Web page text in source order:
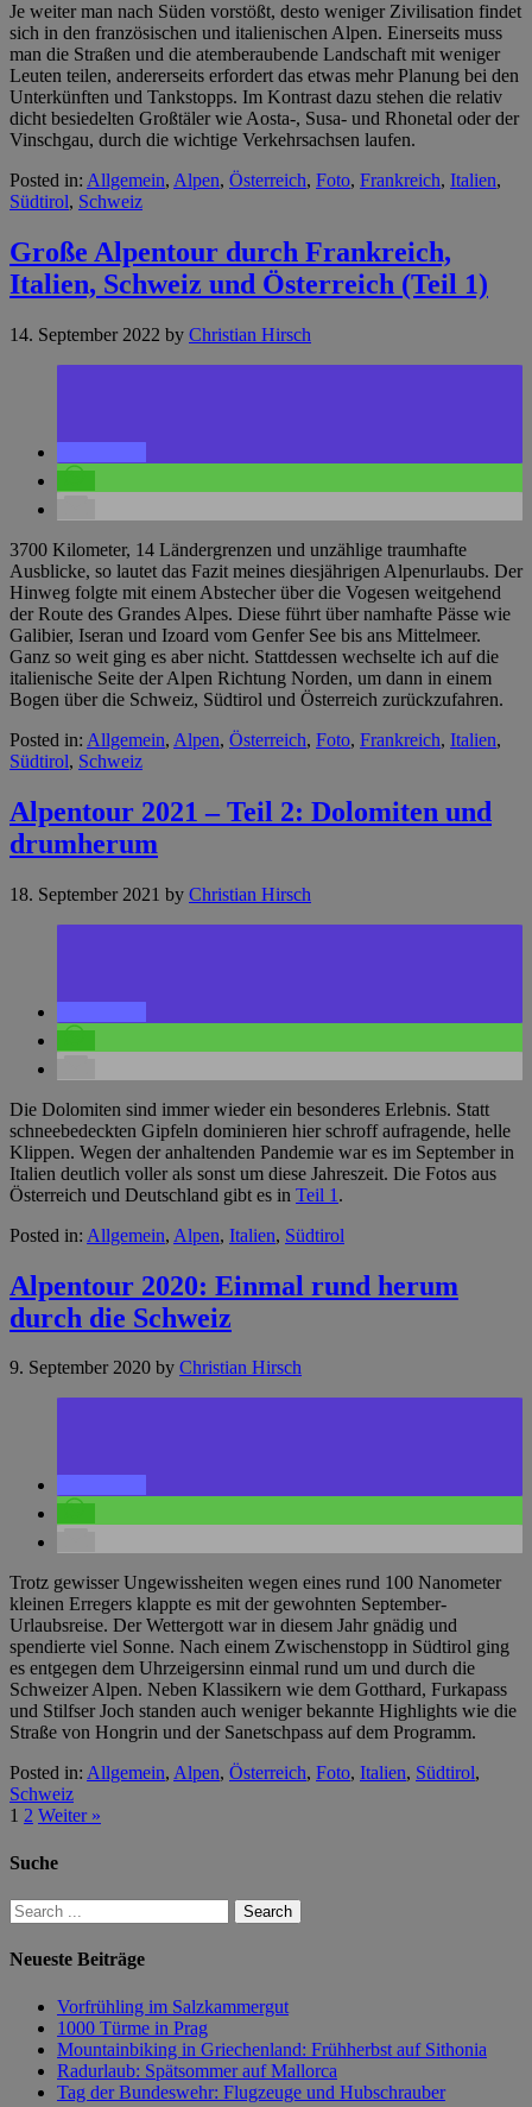
Je weiter man nach Süden vorstößt, desto weniger Zivilisation findet
sich in den französischen und italienischen Alpen. Einerseits muss
man die Straßen und die atemberaubende Landschaft mit weniger
Leuten teilen, andererseits erfordert das etwas mehr Planung bei den
Unterkünften und Tankstopps. Im Kontrast dazu stehen die relativ
dicht besiedelten Großtäler wie Aosta-, Susa- und Rhonetal oder der
Vinschgau, durch die wichtige Verkehrsachsen laufen.
Posted in: Allgemein, Alpen, Österreich, Foto, Frankreich, Italien,
Südtirol, Schweiz
Große Alpentour durch Frankreich,
Italien, Schweiz und Österreich (Teil 1)
14. September 2022 by Christian Hirsch
3700 Kilometer, 14 Ländergrenzen und unzählige traumhafte
Ausblicke, so lautet das Fazit meines diesjährigen Alpenurlaubs. Der
Hinweg folgte mit einem Abstecher über die Vogesen weitgehend
der Route des Grandes Alpes. Diese führt über namhafte Pässe wie
Galibier, Iseran und Izoard vom Genfer See bis ans Mittelmeer.
Ganz so weit ging es aber nicht. Stattdessen wechselte ich auf die
italienische Seite der Alpen Richtung Norden, um dann in einem
Bogen über die Schweiz, Südtirol und Österreich zurückzufahren.
Posted in: Allgemein, Alpen, Österreich, Foto, Frankreich, Italien,
Südtirol, Schweiz
Alpentour 2021 – Teil 2: Dolomiten und
drumherum
18. September 2021 by Christian Hirsch
Die Dolomiten sind immer wieder ein besonderes Erlebnis. Statt
schneebedeckten Gipfeln dominieren hier schroff aufragende, helle
Klippen. Wegen der anhaltenden Pandemie war es im September in
Italien deutlich voller als sonst um diese Jahreszeit. Die Fotos aus
Österreich und Deutschland gibt es in Teil 1 .
Posted in: Allgemein, Alpen, Italien, Südtirol
Alpentour 2020: Einmal rund herum
durch die Schweiz
9. September 2020 by Christian Hirsch
Trotz gewisser Ungewissheiten wegen eines rund 100 Nanometer
kleinen Erregers klappte es mit der gewohnten September-
Urlaubsreise. Der Wettergott war in diesem Jahr gnädig und
spendierte viel Sonne. Nach einem Zwischenstopp in Südtirol ging
es entgegen dem Uhrzeigersinn einmal rund um und durch die
Schweizer Alpen. Neben Klassikern wie dem Gotthard, Furkapass
und Stilfser Joch standen auch weniger bekannte Highlights wie die
Straße von Hongrin und der Sanetschpass auf dem Programm.
Posted in: Allgemein, Alpen, Österreich, Foto, Italien, Südtirol,
Schweiz
1 2 Weiter »
Suche
Neueste Beiträge
Vorfrühling im Salzkammergut
1000 Türme in Prag
Mountainbiking in Griechenland: Frühherbst auf Sithonia
Radurlaub: Spätsommer auf Mallorca
Tag der Bundeswehr: Flugzeuge und Hubschrauber